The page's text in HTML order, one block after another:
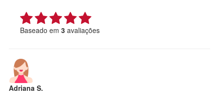
Baseado em 3 avaliações
Adriana S.